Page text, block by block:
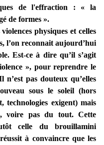
de l'effraction : « la
de formes ».
physiques et celles
l’on reconnait aujourd’hui
Est-ce à dire qu’il s’agit
», pour reprendre le
pas douteux qu’elles
sous le soleil (hors
technologies exigent) mais
voire pas du tout. Cette
celle du brouillamini
à convaincre que les